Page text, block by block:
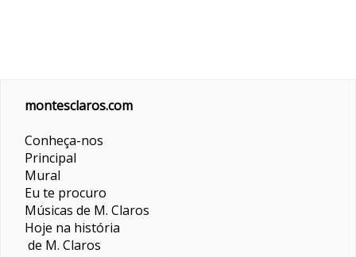
montesclaros.com
Conheça-nos
Principal
Mural
Eu te procuro
Músicas de M. Claros
Hoje na história
de M. Claros